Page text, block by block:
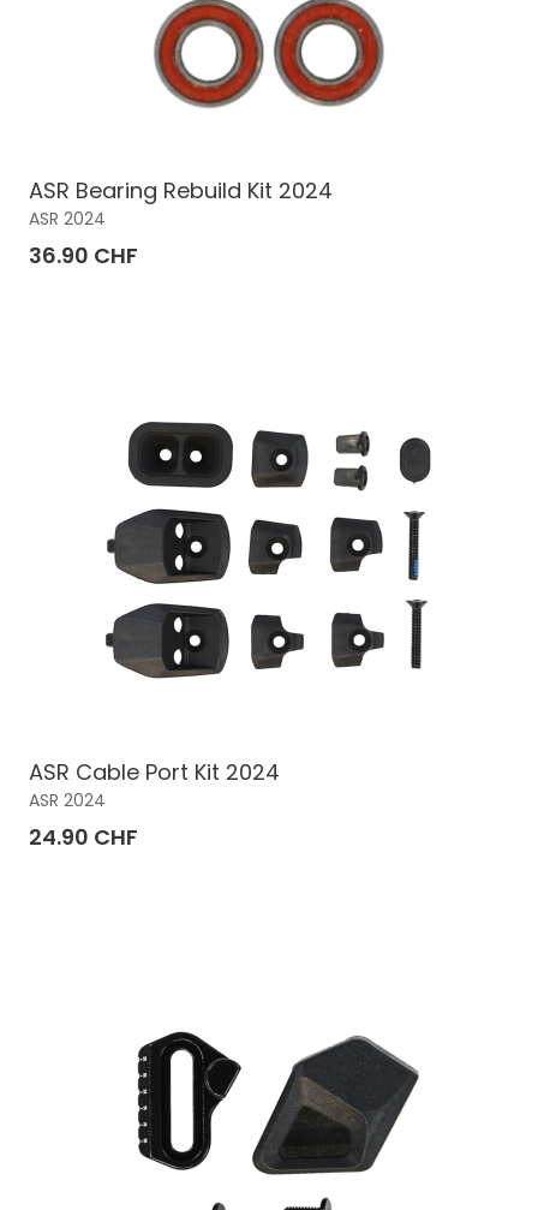
ASR Bearing Rebuild Kit 2024
ASR 2024
36.90 CHF
ASR Cable Port Kit 2024
ASR 2024
24.90 CHF